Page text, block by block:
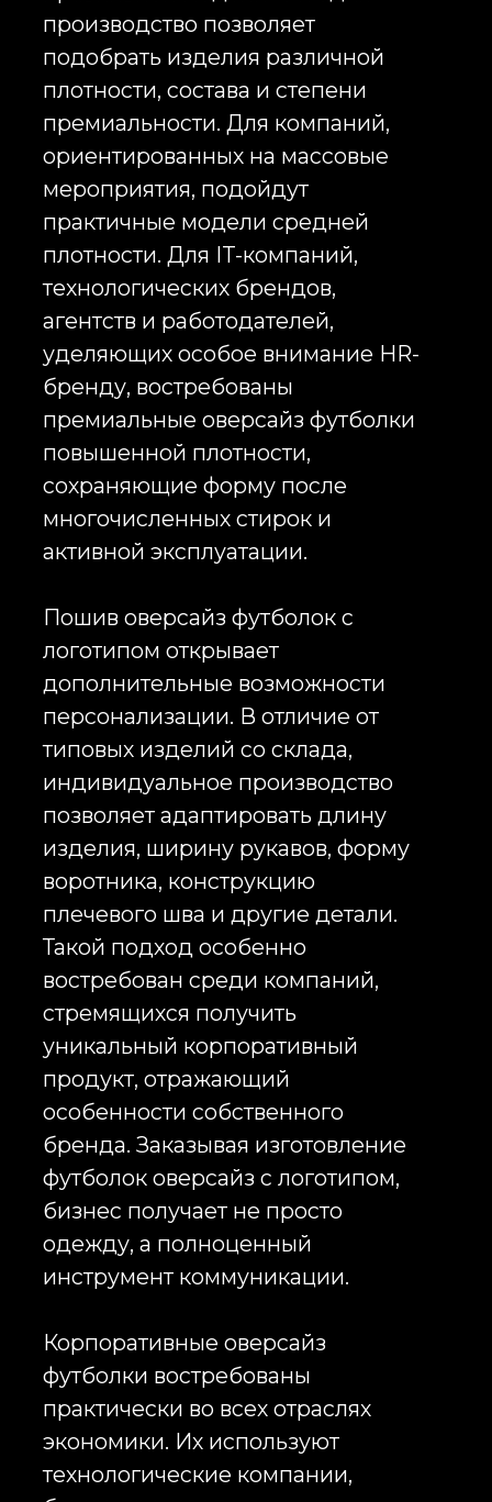
Оверсайз футболки с логотипом
выигрывают у классических
моделей по одной простой
причине: их хочется носить.
исключительно модным трендом
и стал новым стандартом
повседневной одежды.
Сотрудники надевают такие вещи
в офис, берут их в поездки,
используют в повседневной
жизни и продолжают носить даже
спустя месяцы после получения.
Для бизнеса это означает гораздо
больше точек контакта с
аудиторией. Если обычная
брендированная футболка
корпоративном мероприятии, то
качественные корпоративные
оверсайз футболки продолжают
работать на узнаваемость
компании снова и снова.
оверсайз футболок сегодня
востребовано не только среди
крупных корпораций. Их
заказывают быстрорастущие
технологические компании,
банки, маркетинговые агентства,
образовательные проекты и
работодатели, которые понимают:
оценивает не только уровень
зарплаты и офис. Он замечает
если в welcome-наборе лежит
современная оверсайз футболка с
логотипом, выполненная из